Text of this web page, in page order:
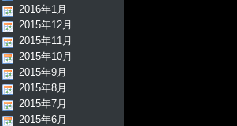
2016年1月
2015年12月
2015年11月
2015年10月
2015年9月
2015年8月
2015年7月
2015年6月